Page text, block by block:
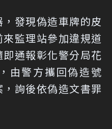
發現偽造車牌的皮
監理站參加違規道
通報彰化警分局花
由警方攜回偽造號
詢後依偽造文書罪